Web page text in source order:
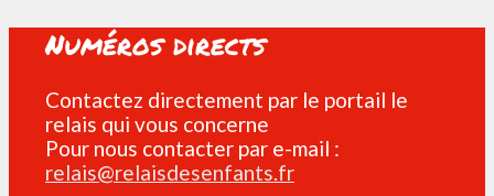
Numéros directs
Contactez directement par le portail le
relais qui vous concerne
Pour nous contacter par e-mail :
relais@relaisdesenfants.fr